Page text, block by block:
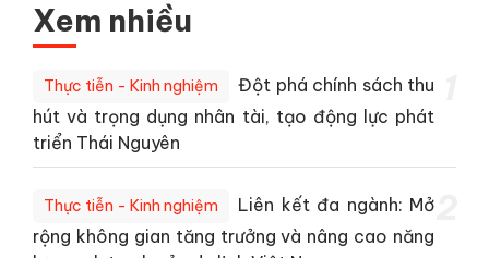
Xem nhiều
Thực tiễn - Kinh nghiệm
Đột phá chính sách thu
hút và trọng dụng nhân tài, tạo động lực phát
triển Thái Nguyên
Thực tiễn - Kinh nghiệm
Liên kết đa ngành: Mở
rộng không gian tăng trưởng và nâng cao năng